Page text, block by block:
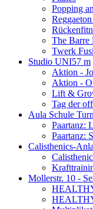
Popping
The Barre
Twerk
Studio UNI57 m
Aktion -
Aktion -
Lift &
Tag der
Aula Schule
Paartanz:
Paartanz:
Calisthenics-
Mollerstr. 10 -